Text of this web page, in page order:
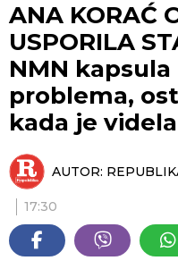
ANA KORAĆ
USPORILA
NMN kapsula
problema,
kada je
AUTOR:
17:30